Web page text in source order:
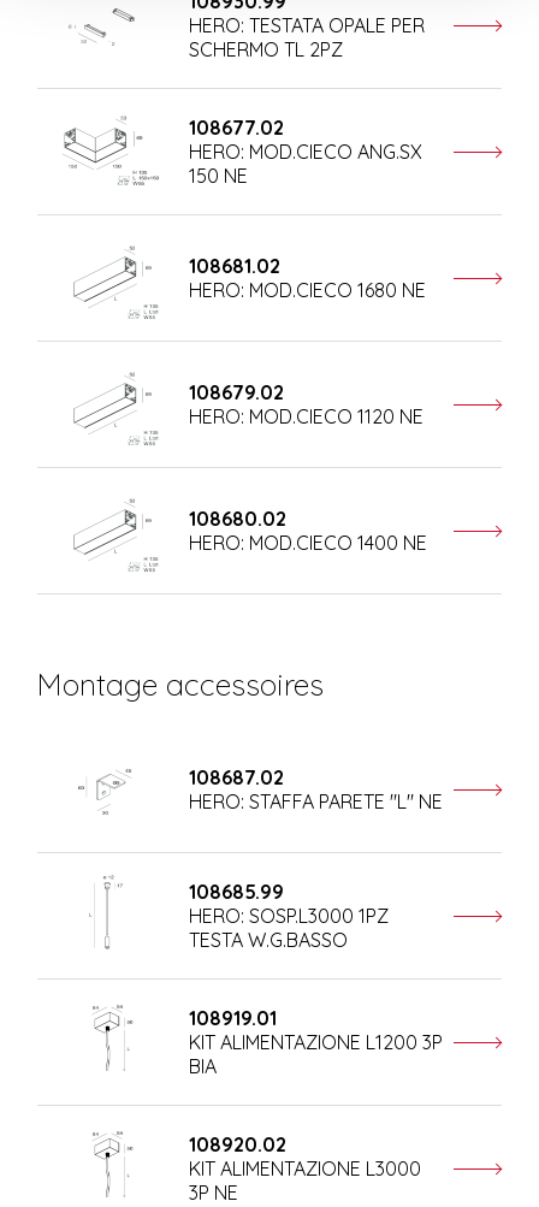
HERO: TESTATA OPALE PER
SCHERMO TL 2PZ
108677.02
HERO: MOD.CIECO ANG.SX
150 NE
108681.02
HERO: MOD.CIECO 1680 NE
108679.02
HERO: MOD.CIECO 1120 NE
108680.02
HERO: MOD.CIECO 1400 NE
Montage accessoires
108687.02
HERO: STAFFA PARETE "L" NE
108685.99
HERO: SOSP.L3000 1PZ
TESTA W.G.BASSO
108919.01
KIT ALIMENTAZIONE L1200 3P
BIA
108920.02
KIT ALIMENTAZIONE L3000
3P NE